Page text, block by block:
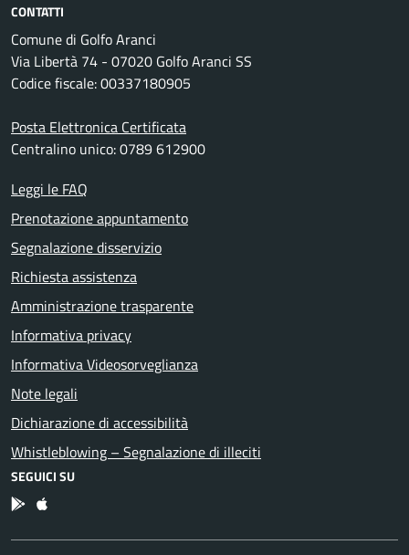
CONTATTI
Comune di Golfo Aranci
Via Libertà 74 - 07020 Golfo Aranci SS
Codice fiscale: 00337180905
Posta Elettronica Certificata
Centralino unico: 0789 612900
Leggi le FAQ
Prenotazione appuntamento
Segnalazione disservizio
Richiesta assistenza
Amministrazione trasparente
Informativa privacy
Informativa Videosorveglianza
Note legali
Dichiarazione di accessibilità
Whistleblowing – Segnalazione di illeciti
SEGUICI SU
App Android
App IOS